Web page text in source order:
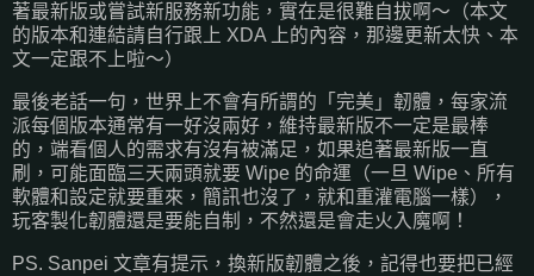
著最新版或嘗試新服務新功能，實在是很難自拔啊～（本文
的版本和連結請自行跟上 XDA 上的內容，那邊更新太快、本
文一定跟不上啦～）
最後老話一句，世界上不會有所謂的「完美」韌體，每家流
派每個版本通常有一好沒兩好，維持最新版不一定是最棒
的，端看個人的需求有沒有被滿足，如果追著最新版一直
刷，可能面臨三天兩頭就要 Wipe 的命運（一旦 Wipe、所有
軟體和設定就要重來，簡訊也沒了，就和重灌電腦一樣），
玩客製化韌體還是要能自制，不然還是會走火入魔啊！
PS. Sanpei 文章有提示，換新版韌體之後，記得也要把已經